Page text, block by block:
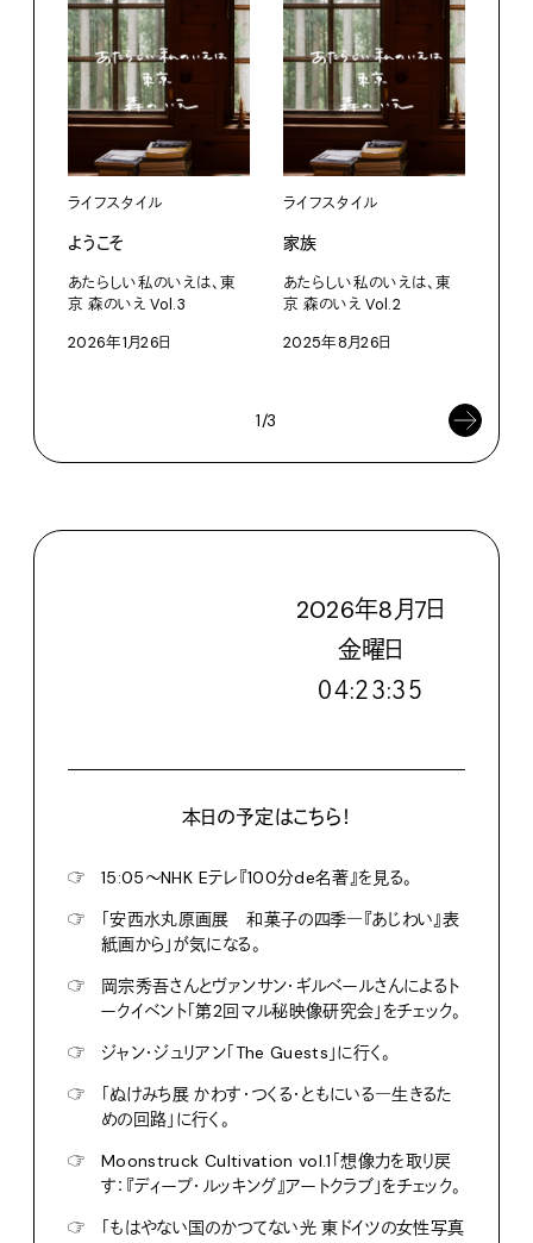
ライフスタイル
ようこそ
あたらしい私のいえは、東
京 森のいえ Vol.3
2026年1月26日
ライフスタイル
家族
あたらしい私のいえは、東
京 森のいえ Vol.2
2025年8月26日
1/3
2026年8月7日
金曜日
０４:２３:３６
本日の予定はこちら！
☞
15:05〜NHK Eテレ『100分de名著』を見る。
☞
「安西水丸原画展 和菓子の四季―『あじわい』表
紙画から」が気になる。
☞
岡宗秀吾さんとヴァンサン・ギルベールさんによるト
ークイベント「第2回マル秘映像研究会」をチェック。
☞
ジャン・ジュリアン「The Guests」に行く。
☞
「ぬけみち展 かわす・つくる・ともにいる―生きるた
めの回路」に行く。
☞
Moonstruck Cultivation vol.1「想像力を取り戻
す：『ディープ・ルッキング』アートクラブ」をチェック。
☞
「もはやない国のかつてない光 東ドイツの女性写真